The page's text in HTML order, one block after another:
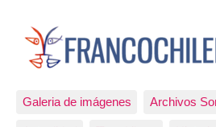
Galeria de imágenes Archivos